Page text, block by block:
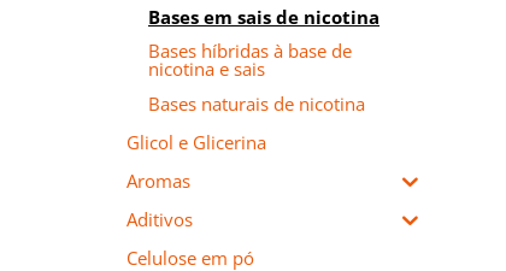
Bases em sais de nicotina
Bases híbridas à base de
nicotina e sais
Bases naturais de nicotina
Glicol e Glicerina
Aromas
Aditivos
Celulose em pó